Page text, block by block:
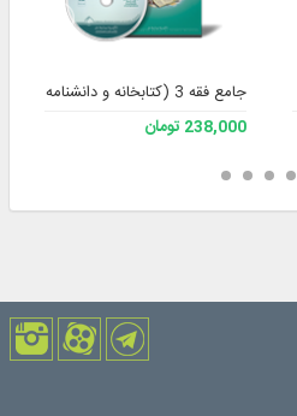
جامع فقه 3 (کتابخانه و دانشنامه تخصصی فقه)
238,000 تومان